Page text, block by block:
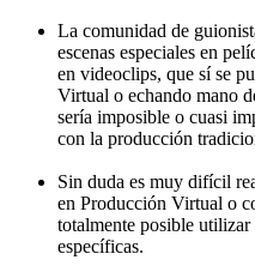
La comunidad de
escenas especiales en
en videoclips, que sí se
Virtual o echando mano
sería imposible o cuasi
con la producción
Sin duda es muy difícil
en Producción Virtual o
totalmente posible utilizar
específicas.